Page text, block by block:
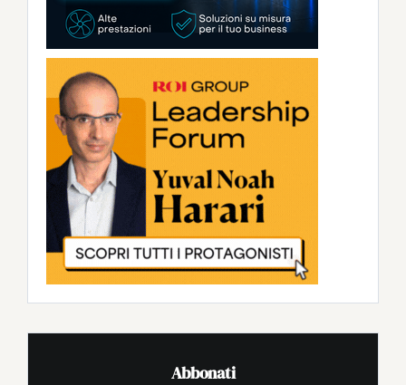
Abbonati